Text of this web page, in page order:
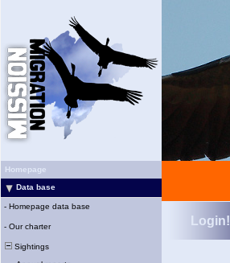
Homepage
Data base
- Homepage data base
- Our charter
Sightings
Login!